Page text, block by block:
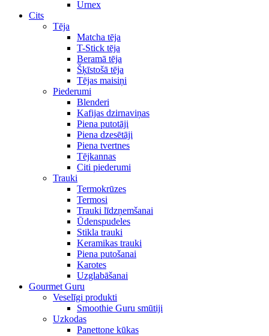
Urnex
Cits
Tēja
Matcha tēja
T-Stick tēja
Beramā tēja
Šķīstošā tēja
Tējas maisiņi
Piederumi
Blenderi
Kafijas dzirnaviņas
Piena putotāji
Piena dzesētāji
Piena tvertnes
Tējkannas
Citi piederumi
Trauki
Termokrūzes
Termosi
Trauki līdzņemšanai
Ūdenspudeles
Stikla trauki
Keramikas trauki
Piena putošanai
Karotes
Uzglabāšanai
Gourmet Guru
Veselīgi produkti
Smoothie Guru smūtiji
Uzkodas
Panettone kūkas